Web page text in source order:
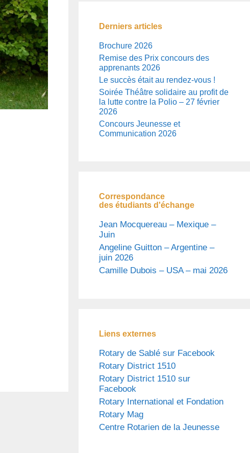
Derniers articles
Brochure 2026
Remise des Prix concours des
apprenants 2026
Le succès était au rendez-vous !
Soirée Théâtre solidaire au profit de
la lutte contre la Polio – 27 février
2026
Concours Jeunesse et
Communication 2026
Correspondance
des étudiants d'échange
Jean Mocquereau – Mexique –
Juin
Angeline Guitton – Argentine –
juin 2026
Camille Dubois – USA – mai 2026
Liens externes
Rotary de Sablé sur Facebook
Rotary District 1510
Rotary District 1510 sur
Facebook
Rotary International et Fondation
Rotary Mag
Centre Rotarien de la Jeunesse